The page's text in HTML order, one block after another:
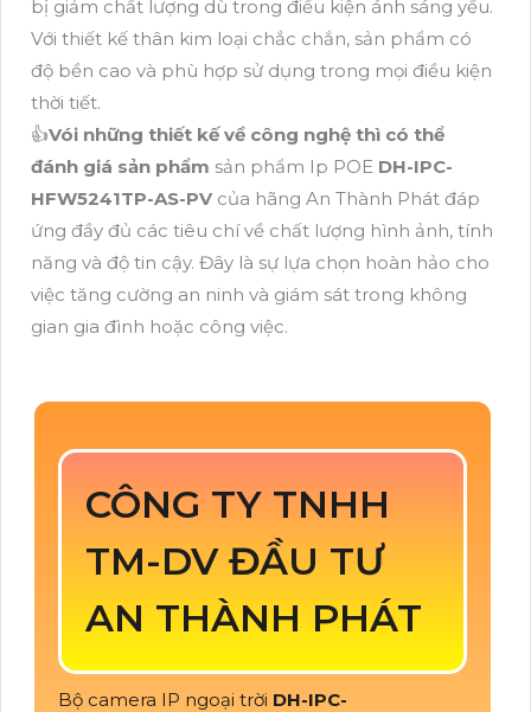
bị giảm chất lượng dù trong điều kiện ánh sáng yếu.
Với thiết kế thân kim loại chắc chắn, sản phẩm có
độ bền cao và phù hợp sử dụng trong mọi điều kiện
thời tiết.
👍Vói những thiết kế về công nghệ thì có thể
đánh giá sản phẩm sản phẩm Ip POE DH-IPC-
HFW5241TP-AS-PV của hãng An Thành Phát đáp
ứng đầy đủ các tiêu chí về chất lượng hình ảnh, tính
năng và độ tin cậy. Đây là sự lựa chọn hoàn hảo cho
việc tăng cường an ninh và giám sát trong không
gian gia đình hoặc công việc.
CÔNG TY TNHH
TM-DV ĐẦU TƯ
AN THÀNH PHÁT
Bộ camera IP ngoại trời DH-IPC-